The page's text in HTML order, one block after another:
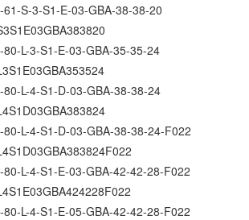
S-3-S1-E-03-GBA-38-38-20
L-3-S1-E-03-GBA-35-35-24
L-4-S1-D-03-GBA-38-38-24
L-4-S1-D-03-GBA-38-38-24-F022
L-4-S1-E-03-GBA-42-42-28-F022
L-4-S1-E-05-GBA-42-42-28-F022